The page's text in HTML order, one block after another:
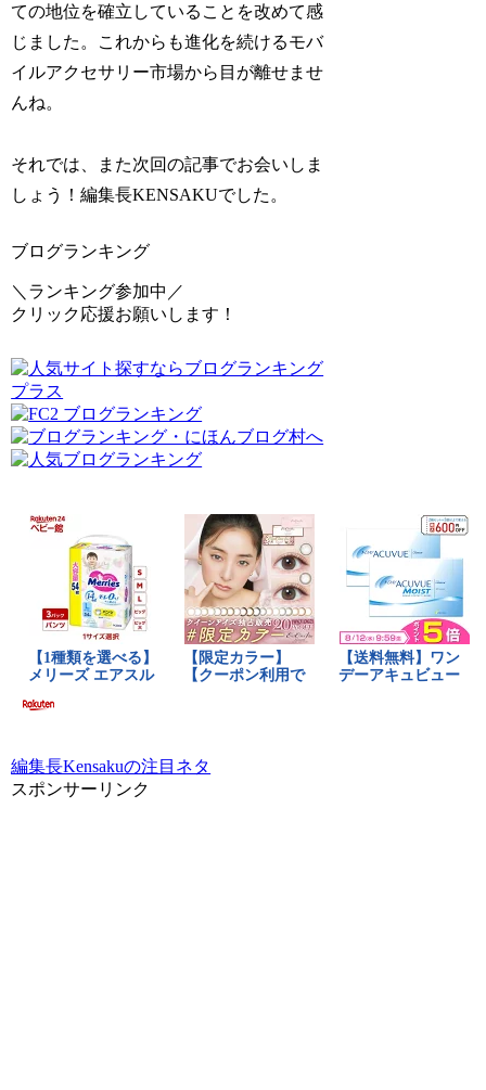
ての地位を確立していることを改めて感
じました。これからも進化を続けるモバ
イルアクセサリー市場から目が離せませ
んね。
それでは、また次回の記事でお会いしま
しょう！編集長KENSAKUでした。
ブログランキング
＼ランキング参加中／
クリック応援お願いします！
編集長Kensakuの注目ネタ
スポンサーリンク